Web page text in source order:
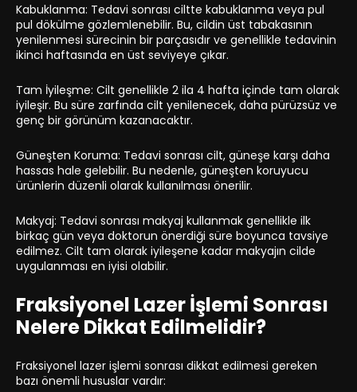
Kabuklanma: Tedavi sonrası ciltte kabuklanma veya pul
pul dökülme gözlemlenebilir. Bu, cildin üst tabakasının
yenilenmesi sürecinin bir parçasıdır ve genellikle tedavinin
ikinci haftasında en üst seviyeye çıkar.
Tam İyileşme: Cilt genellikle 2 ila 4 hafta içinde tam olarak
iyileşir. Bu süre zarfında cilt yenilenecek, daha pürüzsüz ve
genç bir görünüm kazanacaktır.
Güneşten Koruma: Tedavi sonrası cilt, güneşe karşı daha
hassas hale gelebilir. Bu nedenle, güneşten koruyucu
ürünlerin düzenli olarak kullanılması önerilir.
Makyaj: Tedavi sonrası makyaj kullanmak genellikle ilk
birkaç gün veya doktorun önerdiği süre boyunca tavsiye
edilmez. Cilt tam olarak iyileşene kadar makyajın cilde
uygulanması en iyisi olabilir.
Fraksiyonel Lazer İşlemi Sonrası
Nelere Dikkat Edilmelidir?
Fraksiyonel lazer işlemi sonrası dikkat edilmesi gereken
bazı önemli hususlar vardır: